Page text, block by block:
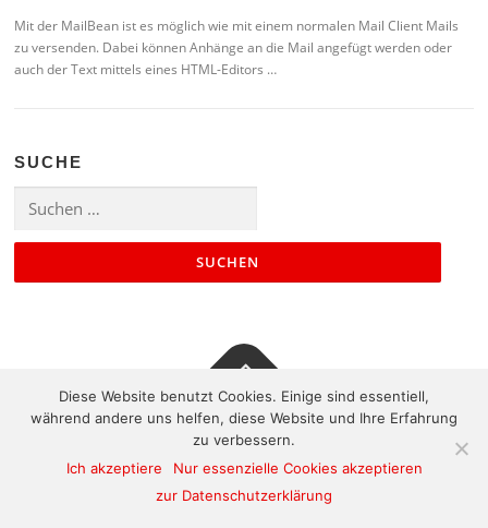
Mit der MailBean ist es möglich wie mit einem normalen Mail Client Mails
zu versenden. Dabei können Anhänge an die Mail angefügt werden oder
auch der Text mittels eines HTML-Editors …
SUCHE
nach:
Kontakt|Impressum|Sitemap
Diese Website benutzt Cookies. Einige sind essentiell,
während andere uns helfen, diese Website und Ihre Erfahrung
zu verbessern.
Ich akzeptiere
Nur essenzielle Cookies akzeptieren
zur Datenschutzerklärung